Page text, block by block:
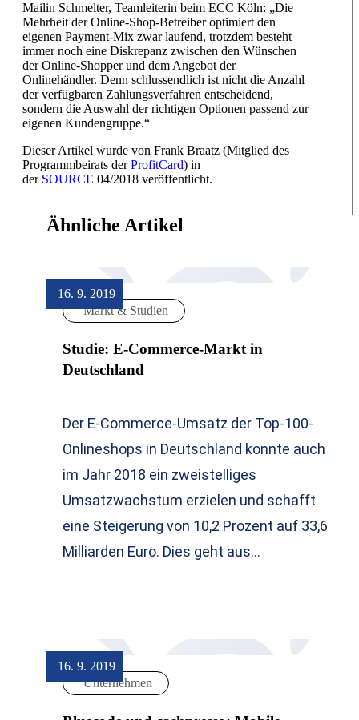
Mailin Schmelter, Teamleiterin beim ECC Köln: „Die
Mehrheit der Online-Shop-Betreiber optimiert den
eigenen Payment-Mix zwar laufend, trotzdem besteht
immer noch eine Diskrepanz zwischen den Wünschen
der Online-Shopper und dem Angebot der
Onlinehändler. Denn schlussendlich ist nicht die Anzahl
der verfügbaren Zahlungsverfahren entscheidend,
sondern die Auswahl der richtigen Optionen passend zur
eigenen Kundengruppe.“
Dieser Artikel wurde von Frank Braatz (Mitglied des
Programmbeirats derProfitCard) in
der SOURCE 04/2018 veröffentlicht.
Ähnliche Artikel
16. 9. 2019
Markt & Studien
Studie: E-Commerce-Markt in
Deutschland
Der E-Commerce-Umsatz der Top-100-
Onlineshops in Deutschland konnte auch
im Jahr 2018 ein zweistelliges
Umsatzwachstum erzielen und schafft
eine Steigerung von 10,2 Prozent auf 33,6
Milliarden Euro. Dies geht aus…
16. 9. 2019
Unternehmen